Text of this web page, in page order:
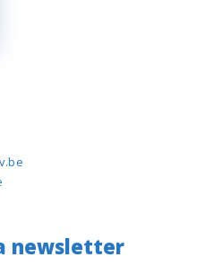
newsletter